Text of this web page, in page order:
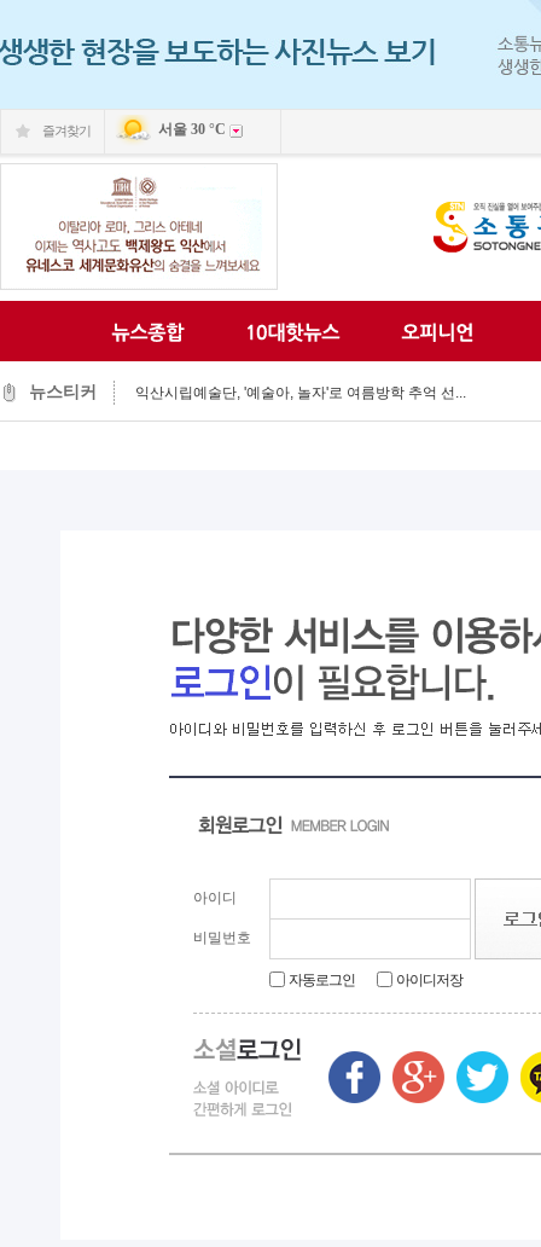
즐겨찾기 서울 30 °C
뉴스티커
익산, 머무는 농촌 관광으로 활력 되찾는다...
전국 문화도시, 익산서 지속가능한 미래 해법 모색...
익산시립예술단, '예술아, 놀자'로 여름방학 추억 선...
익산시, 고립가구 발굴·지원 역량강화...
아이디
비밀번호
자동로그인 아이디저장